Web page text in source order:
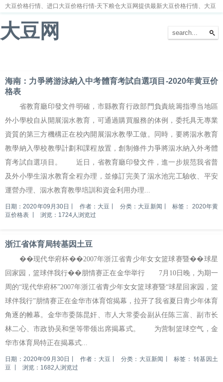
大豆价格行情、进口大豆价格行情-天下粮仓大豆网提供最新大豆价格行情、大豆
大豆网
海南：力爭將游泳納入中考體育考試自選項目-2020年黄豆价
格表
省教育廳印發文件明確，市縣教育行政部門負責統籌指導当地區
外小學校自从開展泅水教育，可通過購買服務的体例，委托具无專業
資質的第三方機構正在校內開展泅水教學工做。同時，要將泅水教育
教學納入學校教學計劃和課程放置，創制條件力爭將泅水納入外考體
育考試自選項目。 近日，省教育廳印發文件，進一步規范我省普
及外小學生泅水教育全程办理，並修訂完美了泅水池完工驗收、平安
運營办理、泅水教育教學培訓和資金利用办理...
日期：2020年09月30日 作者：大豆 分类：大豆新闻 标签： 2020年黄
豆价格表
浏览：1724人浏览过
浙江省体育局转基因土豆
��现代华府杯��2007年浙江省青少年女女篮球赛暨��球星
回家园，篮球伴我行��朋情赛正在金华举行 7月10日晚，为期一
周的“现代华府杯”2007年浙江省青少年女女篮球赛暨“球星回家园，篮
球伴我行”朋情赛正在金华市体育馆揭幕，拉开了我省夏日青少年体育
角逐的帷幕。金华市委陈昆奸、市人大常委会副从任陈三富、副市长
林二心、市政协吴和堡等带领出席揭幕式。 为营制篮球空气，金
华市体育局特正在揭幕式...
日期：2020年09月30日 作者：大豆 分类：大豆新闻 标签：转基因土
豆
浏览：1682人浏览过